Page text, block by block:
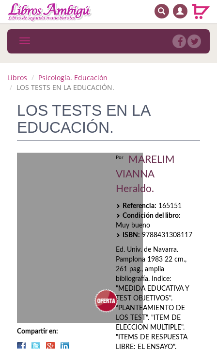
MENÚ PRINCIPAL
Novedades
Arte
Deportes
BUSCAR
Toggle
navigation
Libros
Psicología. Educación
LOS TESTS EN LA EDUCACIÓN.
LOS TESTS EN LA
EDUCACIÓN.
Compartir en:
Por
MARELIM
VIANNA
Heraldo.
Referencia: 165151
Condición del libro:
Muy bueno
ISBN: 9788431308117
Ed. Univ. de Navarra.
Pamplona 1983 22 cm.,
261 pag., amplia
bibliografía. Indice:
"MEDIDA EDUCATIVA Y
TEST OBJETIVOS".
"PLANTEAMIENTO DE
LOS TEST". "ITEM DE
ELECCION MULTIPLE".
"ITEMS DE RESPUESTA
LIBRE: EL ENSAYO".